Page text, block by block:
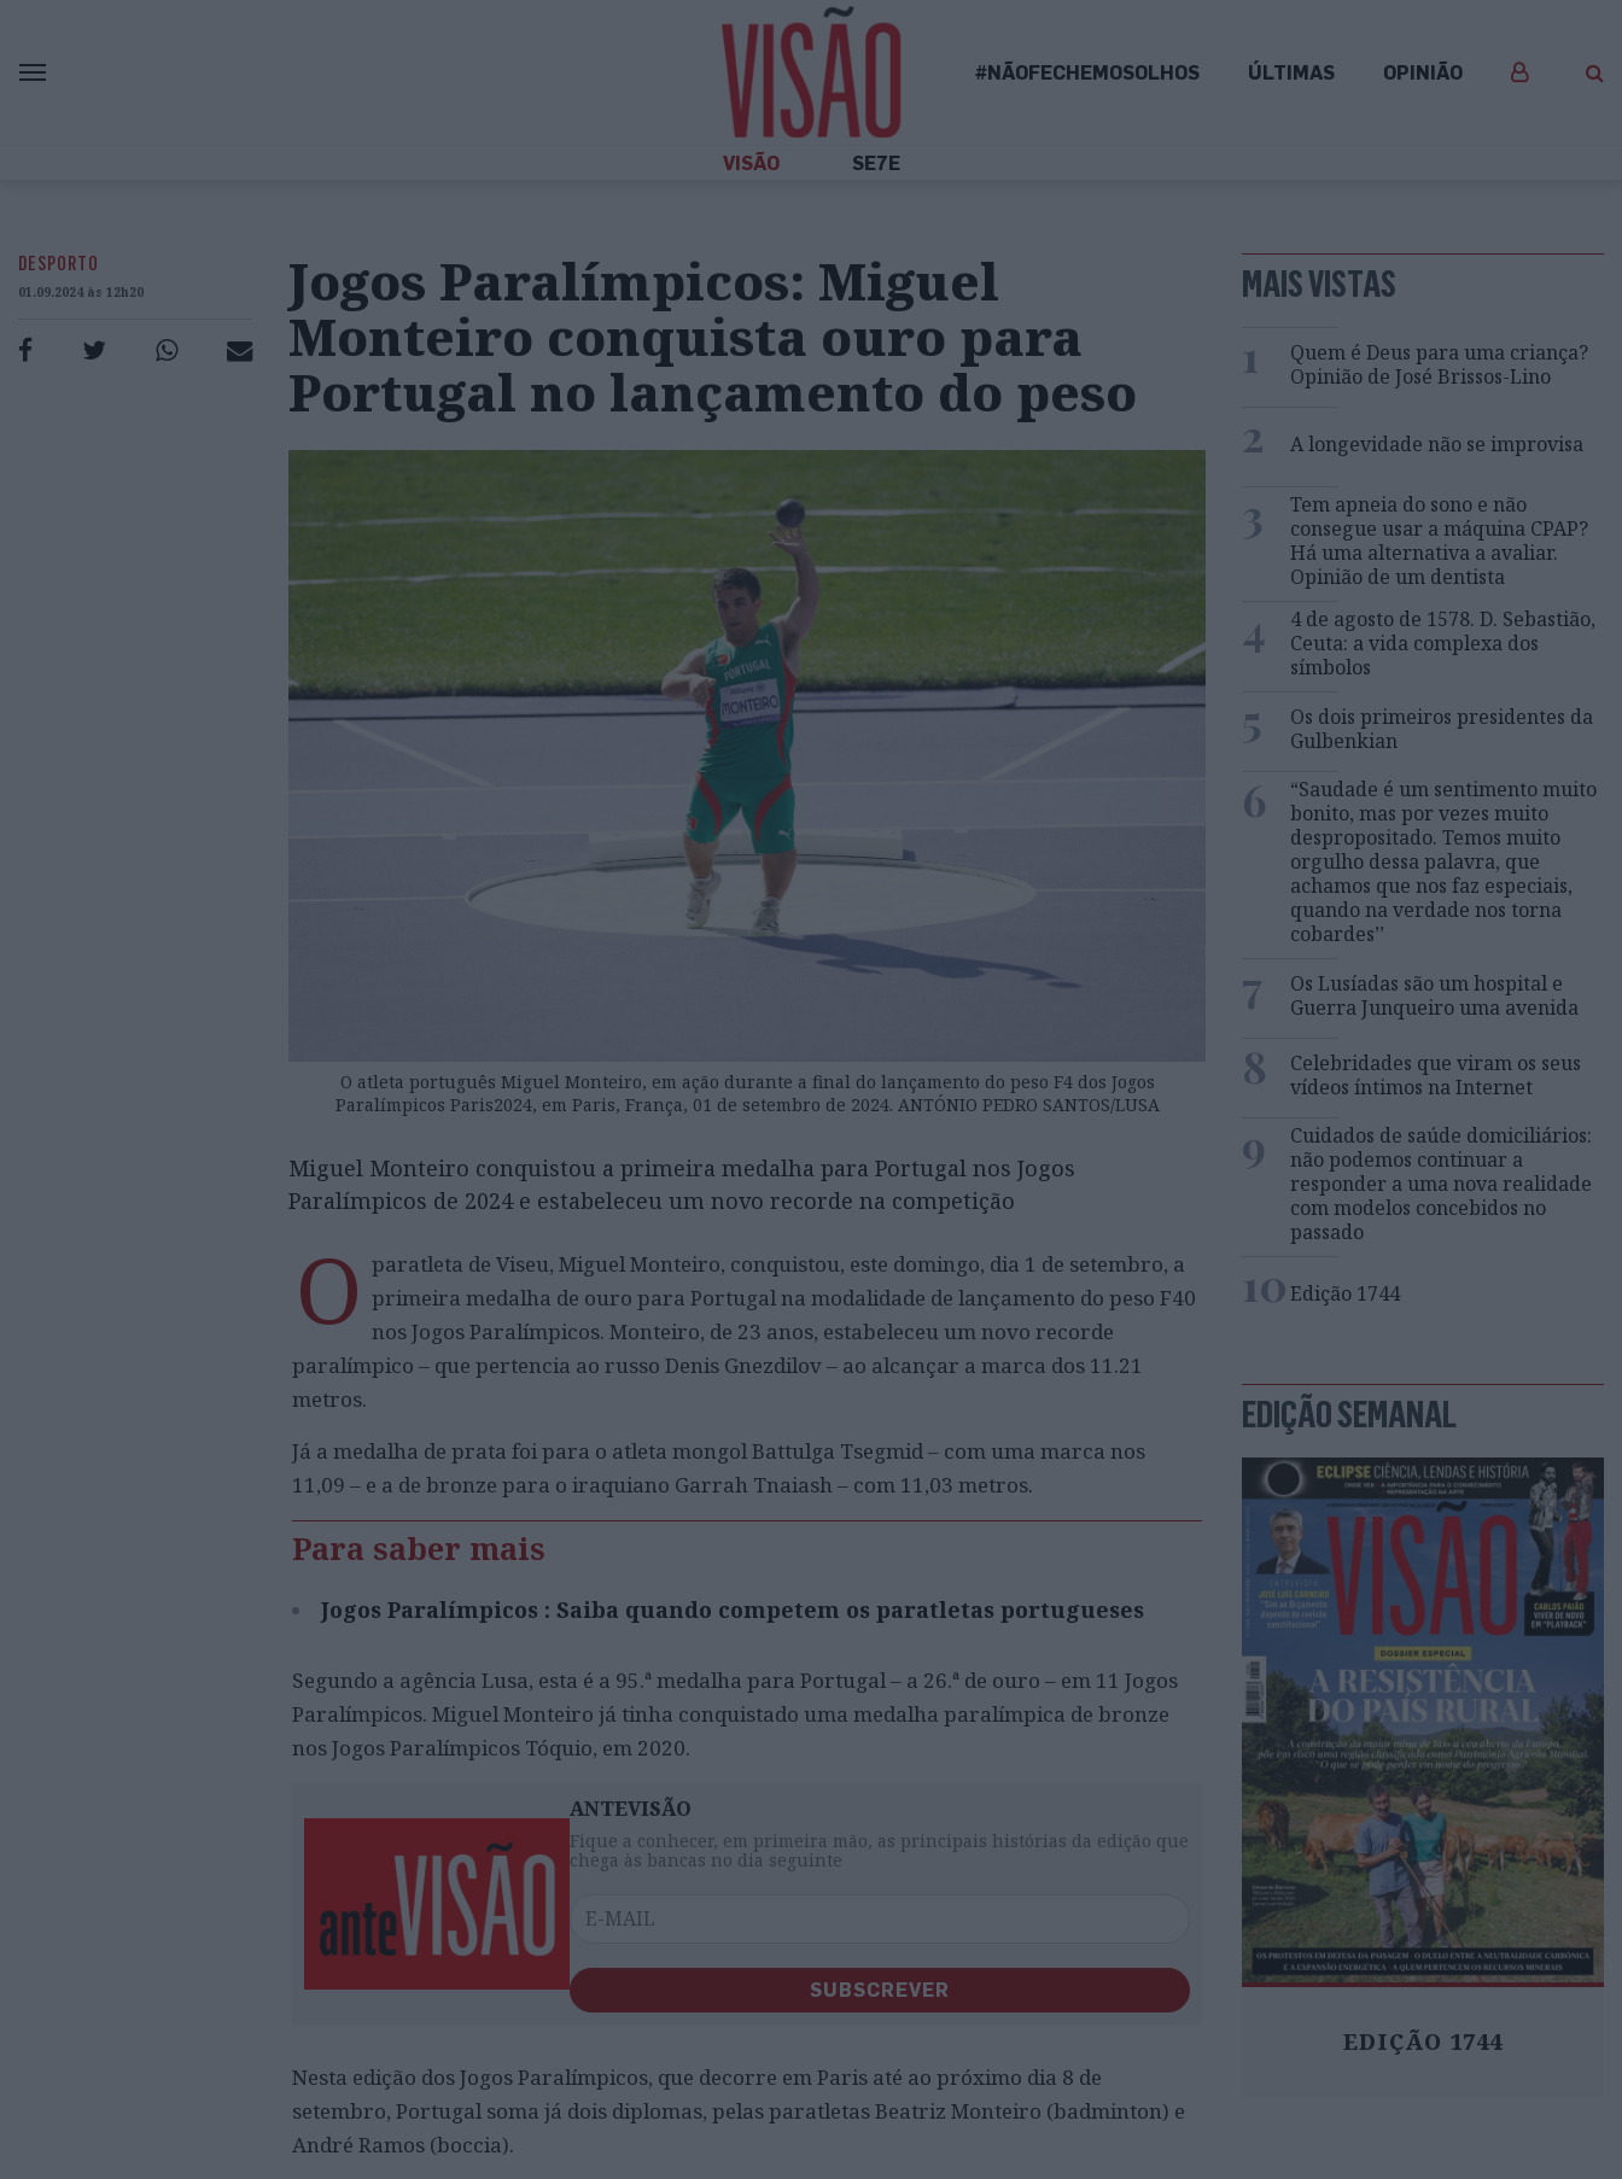
#NÃOFECHEMOSOLHOS ÚLTIMAS OPINIÃO
VISÃO SE7E
DESPORTO
01.09.2024 às 12h20
Jogos Paralímpicos: Miguel
Monteiro conquista ouro para
Portugal no lançamento do peso
O atleta português Miguel Monteiro, em ação durante a final do lançamento do peso F4 dos Jogos
Paralímpicos Paris2024, em Paris, França, 01 de setembro de 2024. ANTÓNIO PEDRO SANTOS/LUSA
Miguel Monteiro conquistou a primeira medalha para Portugal nos Jogos
Paralímpicos de 2024 e estabeleceu um novo recorde na competição
O paratleta de Viseu, Miguel Monteiro, conquistou, este domingo, dia 1 de setembro, a
primeira medalha de ouro para Portugal na modalidade de lançamento do peso F40
nos Jogos Paralímpicos. Monteiro, de 23 anos, estabeleceu um novo recorde
paralímpico – que pertencia ao russo Denis Gnezdilov – ao alcançar a marca dos 11.21
metros.
Já a medalha de prata foi para o atleta mongol Battulga Tsegmid – com uma marca nos
11,09 – e a de bronze para o iraquiano Garrah Tnaiash – com 11,03 metros.
Para saber mais
Jogos Paralímpicos : Saiba quando competem os paratletas portugueses
Segundo a agência Lusa, esta é a 95.ª medalha para Portugal – a 26.ª de ouro – em 11 Jogos
Paralímpicos. Miguel Monteiro já tinha conquistado uma medalha paralímpica de bronze
nos Jogos Paralímpicos Tóquio, em 2020.
ANTEVISÃO
Fique a conhecer, em primeira mão, as principais histórias da edição que
chega às bancas no dia seguinte
SUBSCREVER
Nesta edição dos Jogos Paralímpicos, que decorre em Paris até ao próximo dia 8 de
setembro, Portugal soma já dois diplomas, pelas paratletas Beatriz Monteiro (badminton) e
André Ramos (boccia).
MAIS VISTAS
1
Quem é Deus para uma criança?
Opinião de José Brissos-Lino
2 A longevidade não se improvisa
3
Tem apneia do sono e não
consegue usar a máquina CPAP?
Há uma alternativa a avaliar.
Opinião de um dentista
4
4 de agosto de 1578. D. Sebastião,
Ceuta: a vida complexa dos
símbolos
5
Os dois primeiros presidentes da
Gulbenkian
6
“Saudade é um sentimento muito
bonito, mas por vezes muito
despropositado. Temos muito
orgulho dessa palavra, que
achamos que nos faz especiais,
quando na verdade nos torna
cobardes’’
7
Os Lusíadas são um hospital e
Guerra Junqueiro uma avenida
8
Celebridades que viram os seus
vídeos íntimos na Internet
9
Cuidados de saúde domiciliários:
não podemos continuar a
responder a uma nova realidade
com modelos concebidos no
passado
10Edição 1744
EDIÇÃO SEMANAL
EDIÇÃO 1744